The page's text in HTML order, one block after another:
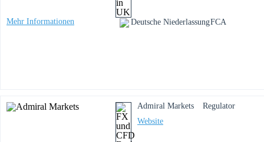
Mehr Informationen Deutsche NiederlassungFCA
Admiral Markets
Website
Regulator